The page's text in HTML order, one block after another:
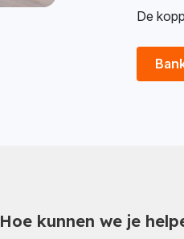
De
Hoe kunnen we je